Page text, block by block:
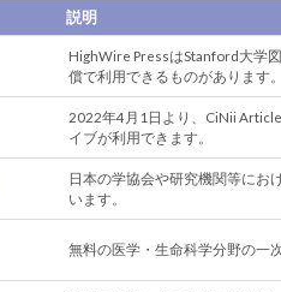
説明
HighWire PressはStanford大学
償で利用できるものがあります。
2022年4月1日より、CiNii
イブが利用できます。
日本の学協会や研究機関等にお
います。
無料の医学・生命科学分野の一